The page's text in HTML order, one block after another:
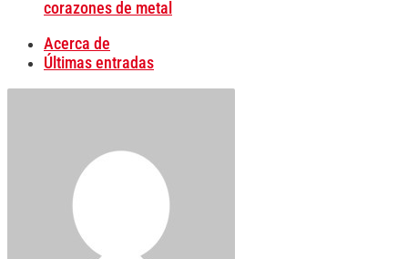
corazones de metal
Acerca de
Últimas entradas